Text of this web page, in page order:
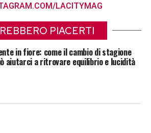
LACITYMAG
PIACERTI
in fiore: come il cambio di stagione
aiutarci a ritrovare equilibrio e lucidità